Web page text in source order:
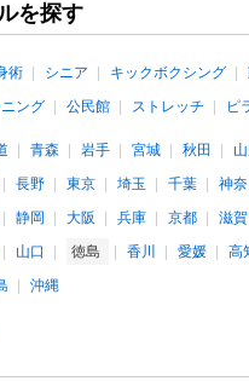
を探す
術 シニア キックボクシング
ング
公民館 ストレッチ ピ
青森 岩手 宮城 秋田
長野 東京 埼玉 千葉 神奈
静岡 大阪 兵庫 京都 滋賀
山口 徳島 香川 愛媛 高
沖縄